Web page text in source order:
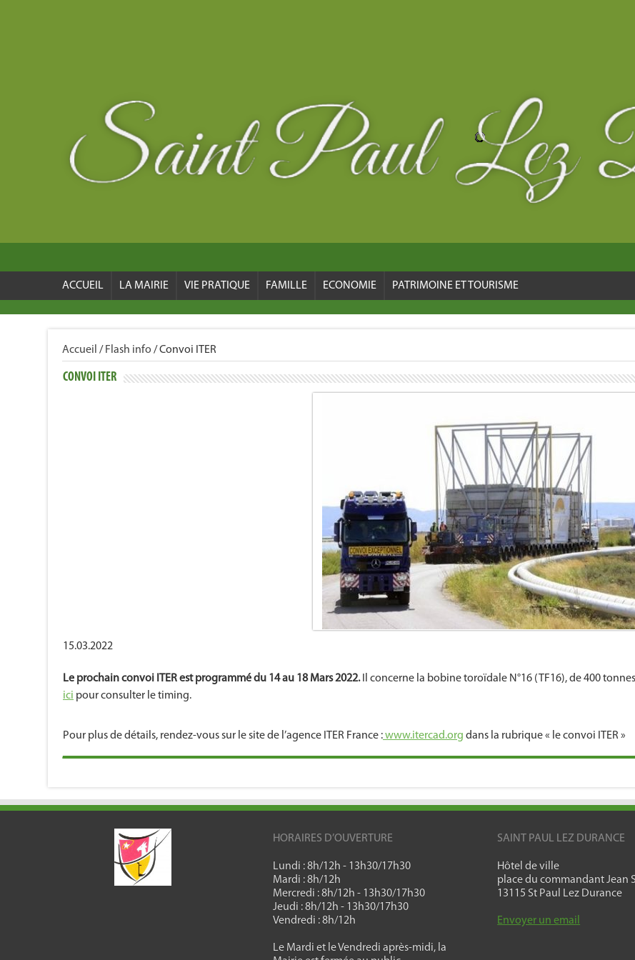
ACCUEIL LA MAIRIE VIE PRATIQUE FAMILLE ECONOMIE PATRIMOINE ET TOURISME
Accueil / Flash info /Convoi ITER
CONVOI ITER
15.03.2022
Le prochain convoi ITER est programmé du 14 au 18 Mars 2022.Il concerne la bobine toroïdale N°16 (TF16), de 400
ici pour consulter le timing.
Pour plus de détails, rendez-vous sur le site de l’agence ITER France :www.itercad.org dans la rubrique « le convoi ITER »
HORAIRES D’OUVERTURE
Lundi : 8h/12h - 13h30/17h30
Mardi : 8h/12h
Mercredi : 8h/12h - 13h30/17h30
Jeudi : 8h/12h - 13h30/17h30
Vendredi : 8h/12h
Le Mardi et le Vendredi après-midi, la
SAINT PAUL LEZ DURANCE
Hôtel de ville
place du commandant Jean
13115 St Paul Lez Durance
Envoyer un email